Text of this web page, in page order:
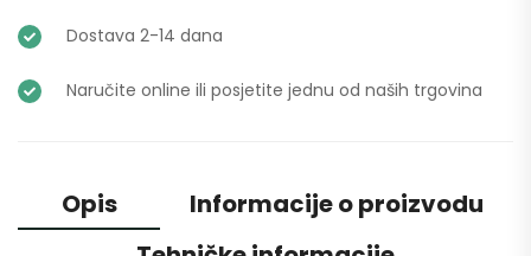
Dostava 2-14 dana
Naručite online ili posjetite jednu od naših trgovina
Opis
Informacije o proizvodu